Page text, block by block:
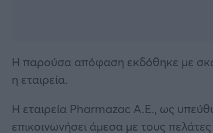
Η παρούσα απόφαση εκδόθηκε με
η εταιρεία.
Η εταιρεία Pharmazac Α.Ε., ως
επικοινωνήσει άμεσα με τους